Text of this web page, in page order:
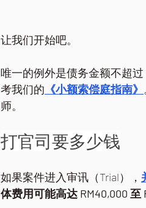
让我们开始吧。
唯一的例外是债务金额不超
考我们的 《小额索偿庭指南》
师。
打官司要多少钱
如果案件进入审讯（Trial），
体费用可能高达 RM40,000 至